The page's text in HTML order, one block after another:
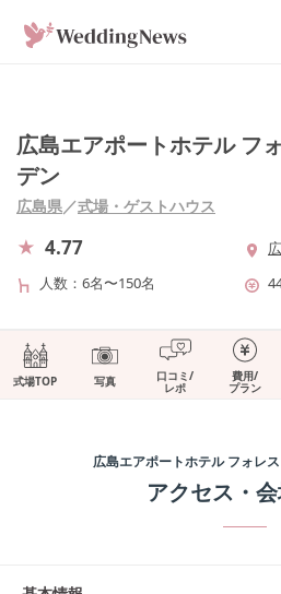
広島エアポートホテル フ
デン
広島県／式場・ゲストハウス
4.77
人数
6名〜150名
式場TOP 写真 口コミ/
レポ
費用/
プラン
広島エアポートホテル フォレ
アクセス・